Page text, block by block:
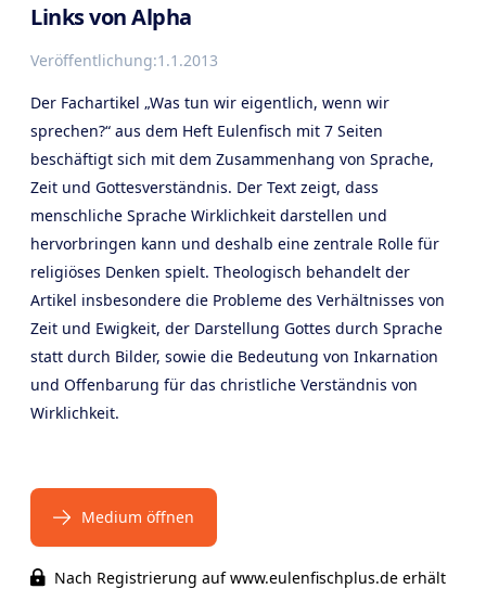
Links von Alpha
Veröffentlichung:1.1.2013
Der Fachartikel „Was tun wir eigentlich, wenn wir
sprechen?“ aus dem Heft Eulenfisch mit 7 Seiten
beschäftigt sich mit dem Zusammenhang von Sprache,
Zeit und Gottesverständnis. Der Text zeigt, dass
menschliche Sprache Wirklichkeit darstellen und
hervorbringen kann und deshalb eine zentrale Rolle für
religiöses Denken spielt. Theologisch behandelt der
Artikel insbesondere die Probleme des Verhältnisses von
Zeit und Ewigkeit, der Darstellung Gottes durch Sprache
statt durch Bilder, sowie die Bedeutung von Inkarnation
und Offenbarung für das christliche Verständnis von
Wirklichkeit.
Medium öffnen
Nach Registrierung auf www.eulenfischplus.de erhält